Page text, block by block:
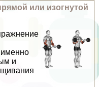
или изогнутой
именно
и